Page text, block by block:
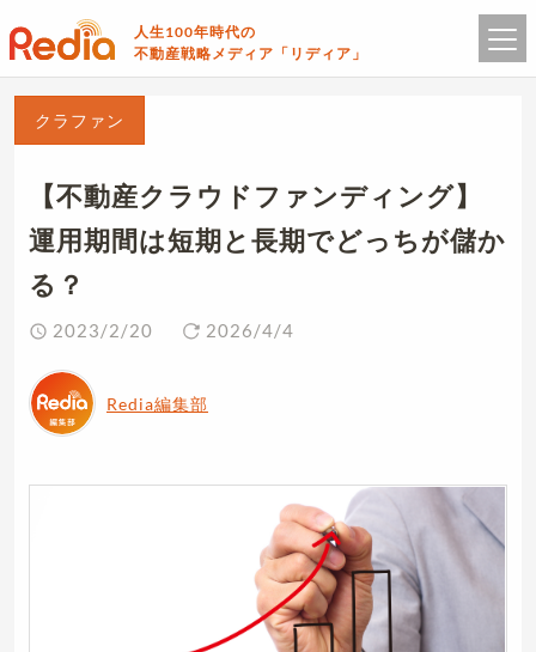
人生100年時代の
不動産戦略メディア「リディア」
クラファン
【不動産クラウドファンディング】
運用期間は短期と長期でどっちが儲か
る？
2023/2/20 2026/4/4
Redia編集部